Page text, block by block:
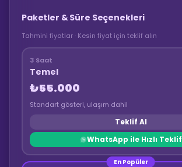
Paketler & Süre Seçenekleri
Tahmini fiyatlar · Kesin fiyat için teklif alın
3 Saat
Temel
₺55.000
Standart gösteri, ulaşım dahil
Teklif Al
WhatsApp ile Hızlı Teklif
En Popüler